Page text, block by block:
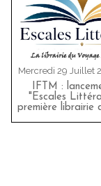
Mercredi 29 Juillet
IFTM :
"Escales
première librairie